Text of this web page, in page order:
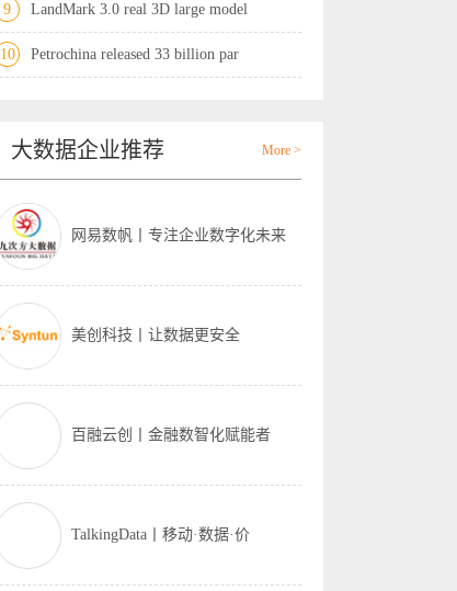
9 LandMark 3.0 real 3D large model
10 Petrochina released 33 billion par
大数据企业推荐 More >
网易数帆丨专注企业数字化未来
美创科技丨让数据更安全
百融云创丨金融数智化赋能者
TalkingData丨移动·数据·价